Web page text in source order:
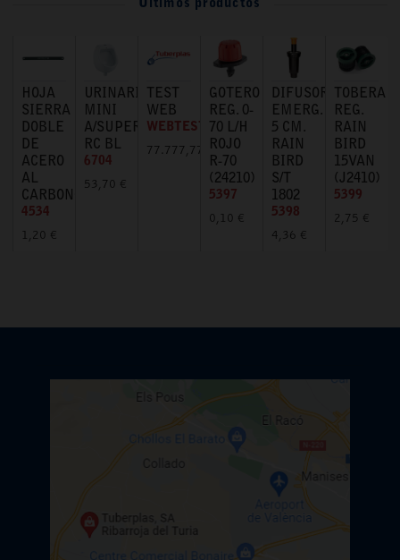
Últimos productos
HOJA
SIERRA
DOBLE
DE
ACERO
AL
CARBONO
4534
1,20 €
URINARIO
MINI
A/SUPERIOR
RC BL
6704
53,70 €
TEST
WEB
WEBTEST
77.777,77 €
GOTERO
REG. 0-
70 L/H
ROJO
R-70
(24210)
5397
0,10 €
DIFUSOR
EMERG.
5 CM.
RAIN
BIRD
S/T
1802
5398
4,36 €
TOBERA
REG.
RAIN
BIRD
15VAN
(J2410)
5399
2,75 €